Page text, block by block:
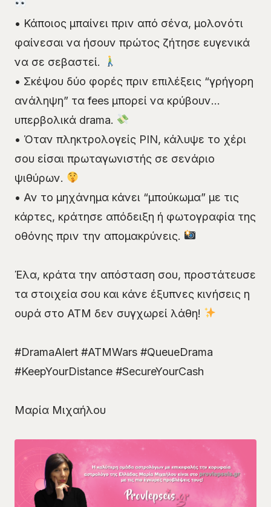
• Κάποιος μπαίνει πριν από σένα, μολονότι
φαίνεσαι να ήσουν πρώτος ζήτησε ευγενικά
να σε σεβαστεί.
• Σκέψου δύο φορές πριν επιλέξεις “γρήγορη
ανάληψη” τα fees μπορεί να κρύβουν…
υπερβολικά drama.
• Όταν πληκτρολογείς PIN, κάλυψε το χέρι
σου είσαι πρωταγωνιστής σε σενάριο
ψιθύρων.
• Αν το μηχάνημα κάνει “μπούκωμα” με τις
κάρτες, κράτησε απόδειξη ή φωτογραφία της
οθόνης πριν την απομακρύνεις.
Έλα, κράτα την απόσταση σου, προστάτευσε
τα στοιχεία σου και κάνε έξυπνες κινήσεις η
ουρά στο ATM δεν συγχωρεί λάθη!
#DramaAlert #ATMWars #QueueDrama
#KeepYourDistance #SecureYourCash
Μαρία Μιχαήλου